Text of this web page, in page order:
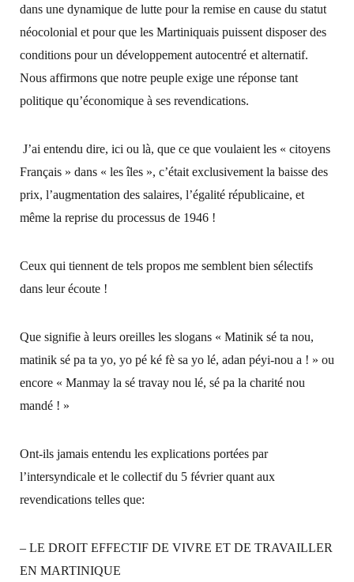
dans une dynamique de lutte pour la remise en cause du statut
néocolonial et pour que les Martiniquais puissent disposer des
conditions pour un développement autocentré et alternatif.
Nous affirmons que notre peuple exige une réponse tant
politique qu’économique à ses revendications.
J’ai entendu dire, ici ou là, que ce que voulaient les « citoyens
Français » dans « les îles », c’était exclusivement la baisse des
prix, l’augmentation des salaires, l’égalité républicaine, et
même la reprise du processus de 1946 !
Ceux qui tiennent de tels propos me semblent bien sélectifs
dans leur écoute !
Que signifie à leurs oreilles les slogans « Matinik sé ta nou,
matinik sé pa ta yo, yo pé ké fè sa yo lé, adan péyi-nou a ! » ou
encore « Manmay la sé travay nou lé, sé pa la charité nou
mandé ! »
Ont-ils jamais entendu les explications portées par
l’intersyndicale et le collectif du 5 février quant aux
revendications telles que:
– LE DROIT EFFECTIF DE VIVRE ET DE TRAVAILLER
EN MARTINIQUE